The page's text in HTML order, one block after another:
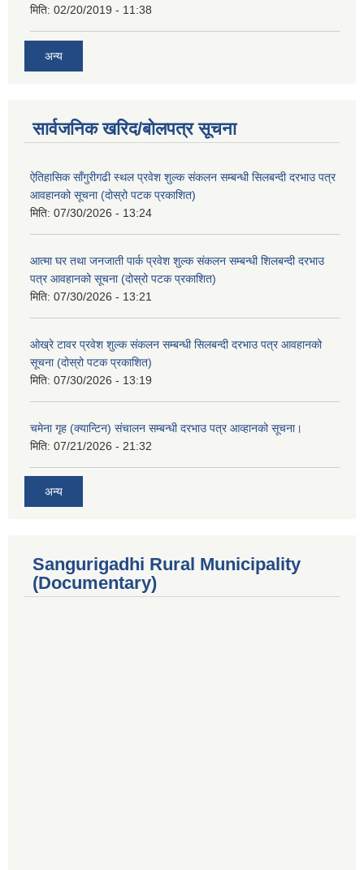
मिति: 02/20/2019 - 11:38
अन्य
सार्वजनिक खरिद/बोलपत्र सूचना
ऐतिहासिक साँगुरीगढी स्थल प्रवेश शुल्क संकलन सम्बन्धी सिलबन्दी दरभाउ पत्र
आवहानको सूचना (दोस्रो पटक प्रकाशित)
मिति: 07/30/2026 - 13:24
आत्मा घर तथा जनजाती पार्क प्रवेश शुल्क संकलन सम्बन्धी शिलबन्दी दरभाउ
पत्र आवहानको सूचना (दोस्रो पटक प्रकाशित)
मिति: 07/30/2026 - 13:21
ओख्रे टावर प्रवेश शुल्क संकलन सम्बन्धी सिलबन्दी दरभाउ पत्र आवहानको
सूचना (दोस्रो पटक प्रकाशित)
मिति: 07/30/2026 - 13:19
चमेना गृह (क्यान्टिन) संचालन सम्बन्धी दरभाउ पत्र आव्हानको सूचना।
मिति: 07/21/2026 - 21:32
अन्य
Sangurigadhi Rural Municipality
(Documentary)